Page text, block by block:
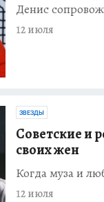
Денис
12 июля
ЗВЕЗДЫ
Советские и
своих жен
Когда муза и
12 июля